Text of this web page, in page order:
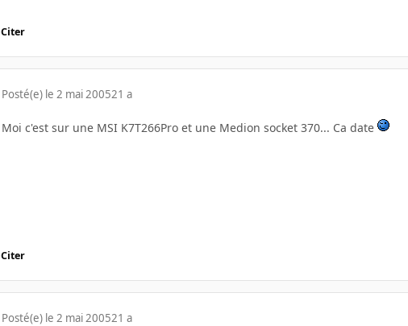
Citer
Posté(e) le 2 mai 200521 a
Moi c'est sur une MSI K7T266Pro et une Medion socket 370... Ca date
Citer
Posté(e) le 2 mai 200521 a